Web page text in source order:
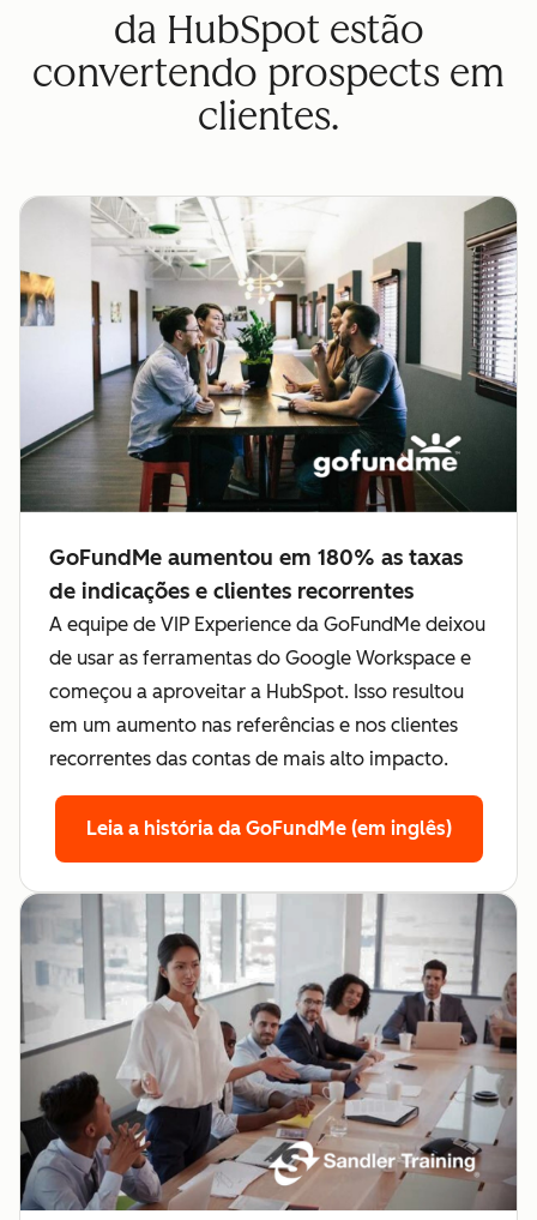
da HubSpot estão
convertendo prospects em
clientes.
GoFundMe aumentou em 180% as taxas
de indicações e clientes recorrentes
A equipe de VIP Experience da GoFundMe deixou
de usar as ferramentas do Google Workspace e
começou a aproveitar a HubSpot. Isso resultou
em um aumento nas referências e nos clientes
recorrentes das contas de mais alto impacto.
Leia a história da GoFundMe (em inglês)